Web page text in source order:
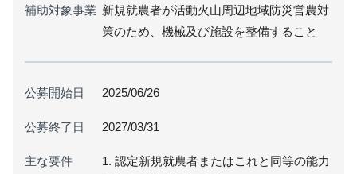
補助対象事業 新規就農者が活動火山周辺地域防災営農対
策のため、機械及び施設を整備すること
公募開始日 2025/06/26
公募終了日 2027/03/31
主な要件
1. 認定新規就農者またはこれと同等の能力